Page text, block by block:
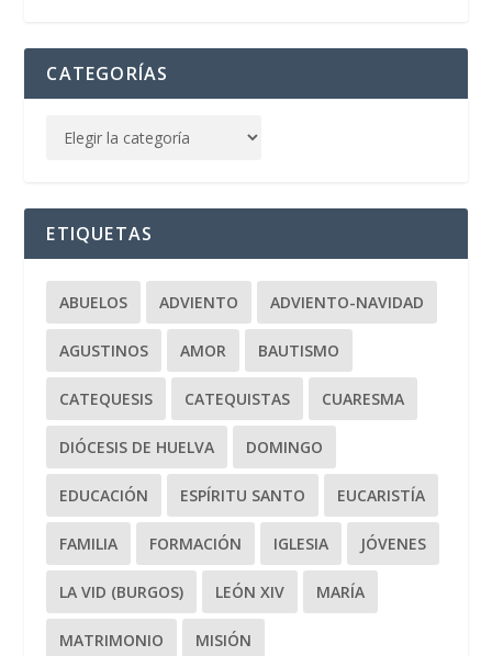
CATEGORÍAS
ETIQUETAS
ABUELOS ADVIENTO ADVIENTO-NAVIDAD
AGUSTINOS AMOR BAUTISMO
CATEQUESIS CATEQUISTAS CUARESMA
DIÓCESIS DE HUELVA DOMINGO
EDUCACIÓN ESPÍRITU SANTO EUCARISTÍA
FAMILIA FORMACIÓN IGLESIA JÓVENES
LA VID (BURGOS) LEÓN XIV MARÍA
MATRIMONIO MISIÓN